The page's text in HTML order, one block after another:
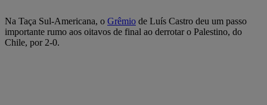
Na Taça Sul-Americana, o Grêmio de Luís Castro deu um passo
importante rumo aos oitavos de final ao derrotar o Palestino, do
Chile, por 2-0.